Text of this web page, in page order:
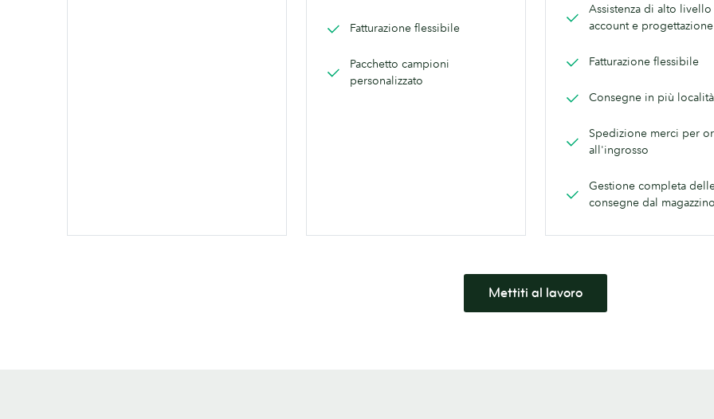
Fatturazione flessibile
Pacchetto campioni
personalizzato
Assistenza di alto
account e progettazione
Fatturazione flessibile
Consegne in più località
Spedizione merci per
all'ingrosso
Gestione completa
consegne dal
Mettiti al lavoro